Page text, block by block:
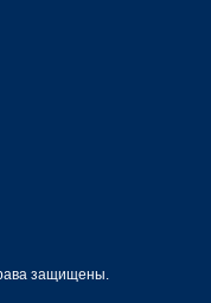
защищены.